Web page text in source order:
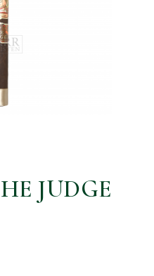
JUDGE